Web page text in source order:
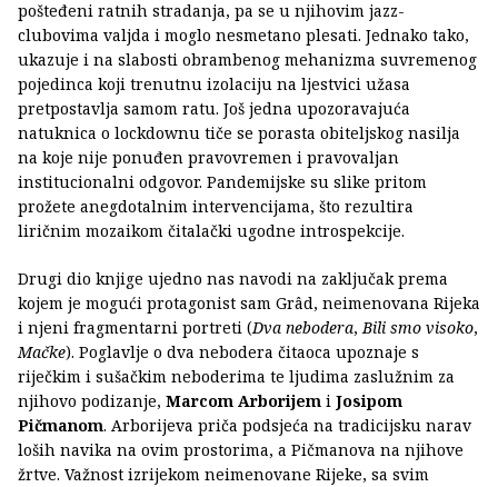
pošteđeni ratnih stradanja, pa se u njihovim jazz-
clubovima valjda i moglo nesmetano plesati. Jednako tako,
ukazuje i na slabosti obrambenog mehanizma suvremenog
pojedinca koji trenutnu izolaciju na ljestvici užasa
pretpostavlja samom ratu. Još jedna upozoravajuća
natuknica o lockdownu tiče se porasta obiteljskog nasilja
na koje nije ponuđen pravovremen i pravovaljan
institucionalni odgovor. Pandemijske su slike pritom
prožete anegdotalnim intervencijama, što rezultira
liričnim mozaikom čitalački ugodne introspekcije.
Drugi dio knjige ujedno nas navodi na zaključak prema
kojem je mogući protagonist sam Grâd, neimenovana Rijeka
i njeni fragmentarni portreti (Dva nebodera,Bili smo visoko,
Mačke). Poglavlje o dva nebodera čitaoca upoznaje s
riječkim i sušačkim neboderima te ljudima zaslužnim za
njihovo podizanje, Marcom Arborijem i Josipom
Pičmanom. Arborijeva priča podsjeća na tradicijsku narav
loših navika na ovim prostorima, a Pičmanova na njihove
žrtve. Važnost izrijekom neimenovane Rijeke, sa svim